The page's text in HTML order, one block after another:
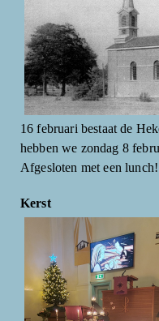
16 februari bestaat de
hebben we zondag 8
Afgesloten met een lunch!
Kerst